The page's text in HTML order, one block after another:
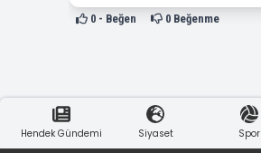
0- Beğen 0Beğenme
Hendek Gündemi Siyaset Spor